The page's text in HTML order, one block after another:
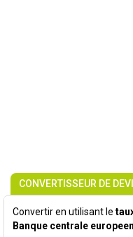
CONVERTISSEUR DE
Convertir en utilisant le
Banque centrale